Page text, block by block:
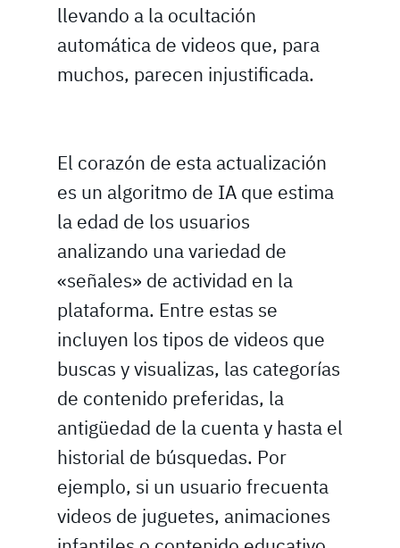
llevando a la ocultación
automática de videos que, para
muchos, parecen injustificada.
El corazón de esta actualización
es un algoritmo de IA que estima
la edad de los usuarios
analizando una variedad de
«señales» de actividad en la
plataforma. Entre estas se
incluyen los tipos de videos que
buscas y visualizas, las categorías
de contenido preferidas, la
antigüedad de la cuenta y hasta el
historial de búsquedas. Por
ejemplo, si un usuario frecuenta
videos de juguetes, animaciones